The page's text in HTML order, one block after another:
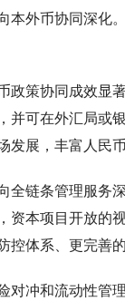
本外币协同深化
政策协同成效显
并可在外汇局或
发展，丰富人民
全链条管理服务
资本项目开放的
控体系、更完善
对冲和流动性管